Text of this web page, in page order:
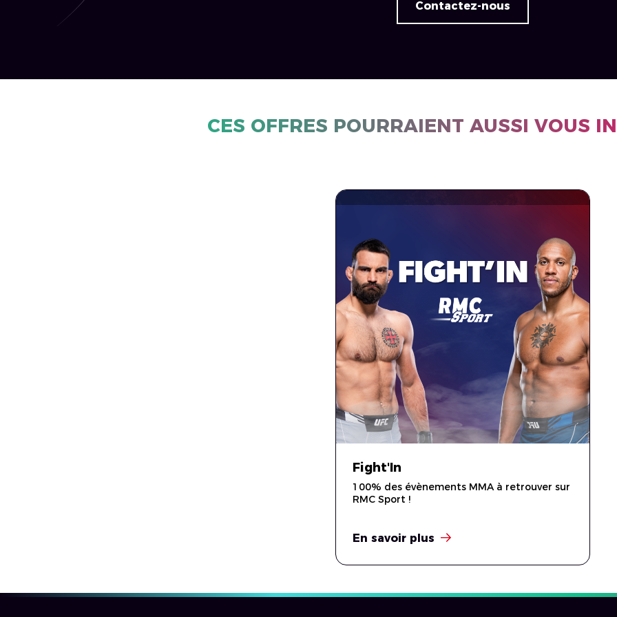
Contactez-nous
CES OFFRES POURRAIENT AUSSI VOUS
Fight'In
100% des évènements MMA à retrouver sur
RMC Sport !
En savoir plus